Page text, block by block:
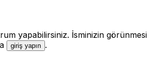
yapabilirsiniz. İsminizin görünmesi
giriş yapın .